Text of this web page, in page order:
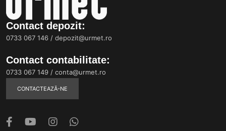
Contact depozit:
0733 067 146 / depozit@urmet.ro
Contact contabilitate:
0733 067 149 / conta@urmet.ro
CONTACTEAZĂ-NE